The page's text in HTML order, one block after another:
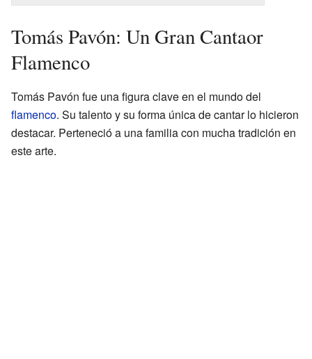
Tomás Pavón: Un Gran Cantaor
Flamenco
Tomás Pavón fue una figura clave en el mundo del
flamenco. Su talento y su forma única de cantar lo hicieron
destacar. Perteneció a una familia con mucha tradición en
este arte.